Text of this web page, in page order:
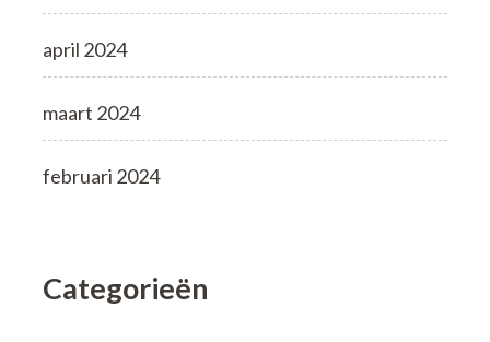
april 2024
maart 2024
februari 2024
Categorieën